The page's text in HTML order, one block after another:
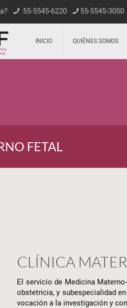
55-5545-6220 55-5545-3050
INICIO QUIÉNES SOMOS
FETAL
CLÍNICA
El servicio de Medicina
obstetricia, y subespecialidad
vocación a la investigación y